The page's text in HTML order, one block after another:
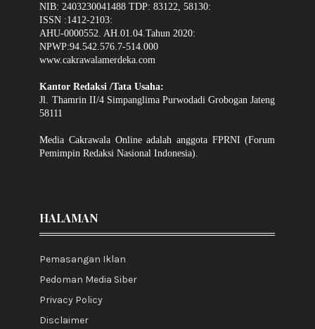
NIB: 2403230041488 TDP: 83122, 58130:
ISSN :1412-2103:
AHU-0000552. AH.01.04.Tahun 2020:
NPWP:94.542.576.7-514.000
www.cakrawalamerdeka.com
Kantor Redaksi /Tata Usaha:
Jl. Thamrin II/4 Simpanglima Purwodadi Grobogan Jateng
58111
Media Cakrawala Online adalah anggota FPRNI (Forum
Pemimpin Redaksi Nasional Indonesia).
HALAMAN
Pemasangan Iklan
Pedoman Media Siber
Privacy Policy
Disclaimer